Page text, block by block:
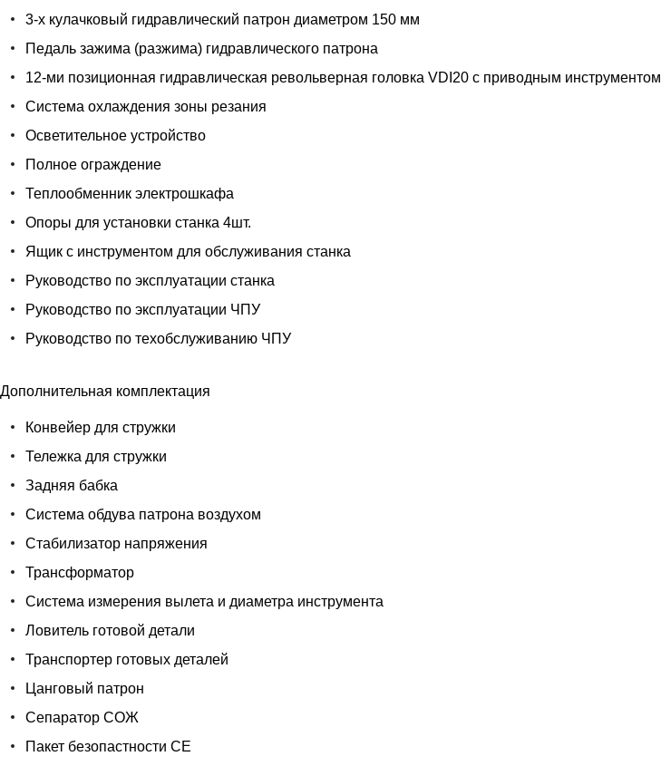
3-х кулачковый гидравлический патрон диаметром 150 мм
Педаль зажима (разжима) гидравлического патрона
12-ми позиционная гидравлическая револьверная головка VDI20 с приводным инструментом
Система охлаждения зоны резания
Осветительное устройство
Полное ограждение
Теплообменник электрошкафа
Опоры для установки станка 4шт.
Ящик с инструментом для обслуживания станка
Руководство по эксплуатации станка
Руководство по эксплуатации ЧПУ
Руководство по техобслуживанию ЧПУ
Дополнительная комплектация
Конвейер для стружки
Тележка для стружки
Задняя бабка
Система обдува патрона воздухом
Стабилизатор напряжения
Трансформатор
Система измерения вылета и диаметра инструмента
Ловитель готовой детали
Транспортер готовых деталей
Цанговый патрон
Сепаратор СОЖ
Пакет безопастности СЕ